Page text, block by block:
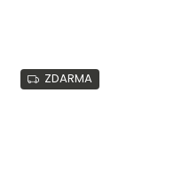
ZDARMA